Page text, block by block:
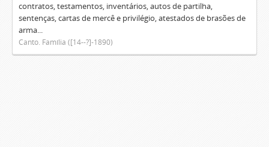
contratos, testamentos, inventários, autos de partilha,
sentenças, cartas de mercê e privilégio, atestados de brasões de
arma...
Canto. Família ([14--?]-1890)